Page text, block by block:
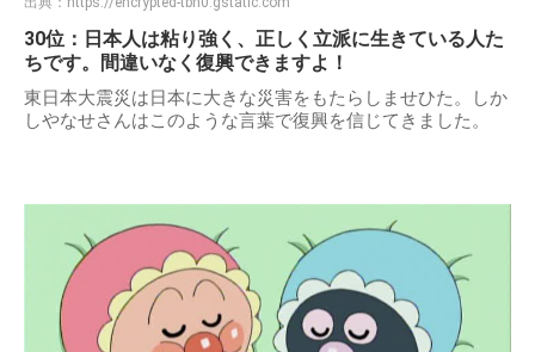
30位：日本人は粘り強く、正しく立派に生きている人た
ちです。間違いなく復興できますよ！
東日本大震災は日本に大きな災害をもたらしませひた。しか
しやなせさんはこのような言葉で復興を信じてきました。